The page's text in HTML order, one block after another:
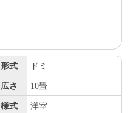
形式 ドミ
広さ 10畳
様式 洋室